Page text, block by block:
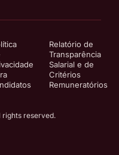
Relatório de
Transparência
Salarial e de
Critérios
Remuneratórios
reserved.